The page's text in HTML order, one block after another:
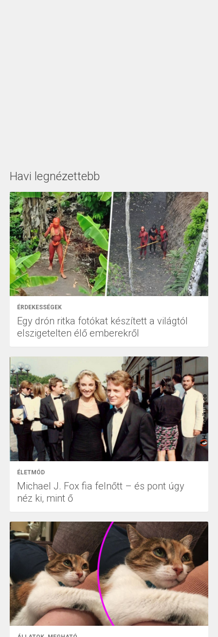
Havi legnézettebb
ÉRDEKESSÉGEK
Egy drón ritka fotókat készített a világtól
elszigetelten élő emberekről
ÉLETMÓD
Michael J. Fox fia felnőtt – és pont úgy
néz ki, mint ő